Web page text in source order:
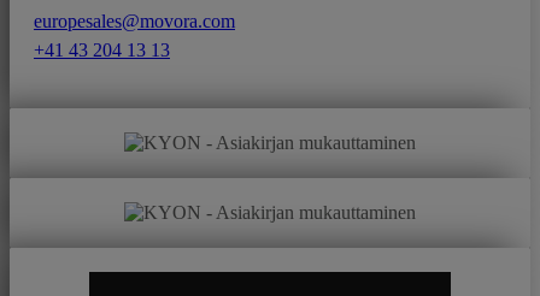
europesales@movora.com
+41 43 204 13 13